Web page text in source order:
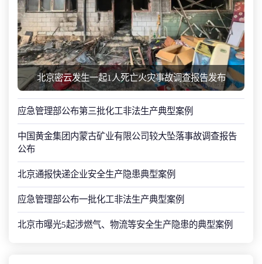
北京密云发生一起1人死亡火灾事故调查报告发布
应急管理部公布第三批化工非法生产典型案例
中国黄金集团内蒙古矿业有限公司较大坠落事故调查报告
公布
北京通报快递企业安全生产隐患典型案例
应急管理部公布一批化工非法生产典型案例
北京市曝光5起涉燃气、物流等安全生产隐患的典型案例